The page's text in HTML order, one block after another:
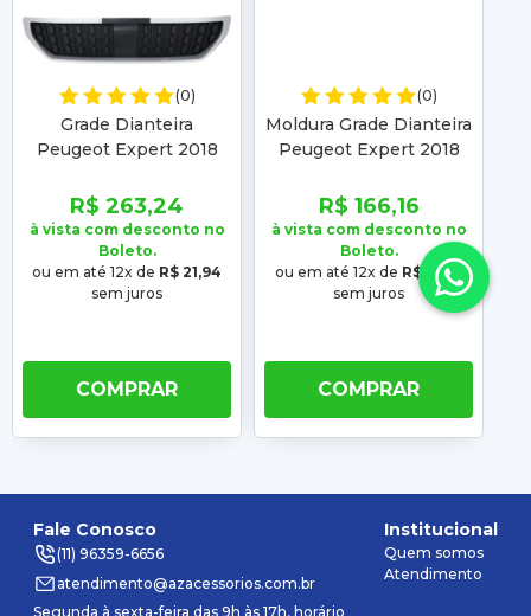
(0)
Grade Dianteira
Peugeot Expert 2018
2023 2024 Com
Moldura Cromada
R$ 263,24
à vista com desconto no
Boleto.
ou em até 12x de R$ 21,94
sem juros
COMPRAR
(0)
Moldura Grade Dianteira
Peugeot Expert 2018
2023 2024 Cromada
R$ 166,16
à vista com desconto no
Boleto.
ou em até 12x de R$ 13,85
sem juros
COMPRAR
Fale Conosco
(11) 96359-6656
atendimento@azacessorios.com.br
Segunda à sexta-feira das 9h às 17h, horário
Institucional
Quem somos
Atendimento